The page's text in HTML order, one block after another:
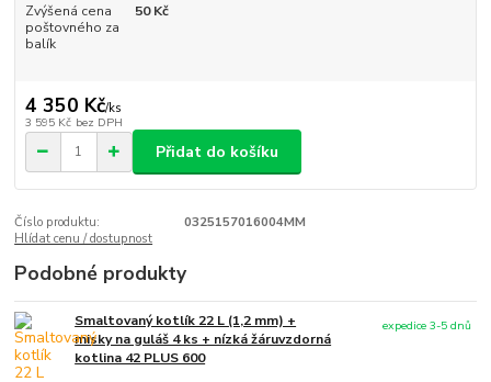
Zvýšená cena
poštovného za
balík
50 Kč
4 350 Kč/ks
3 595 Kč bez DPH
Přidat do košíku
Číslo produktu:
0325157016004MM
Hlídat cenu / dostupnost
Podobné produkty
Smaltovaný kotlík 22 L (1,2 mm) +
misky na guláš 4 ks + nízká žáruvzdorná
kotlina 42 PLUS 600
expedice 3-5 dnů